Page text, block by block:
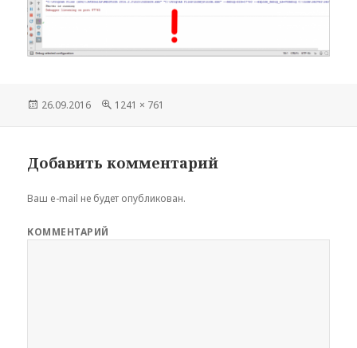
Опубликовано
26.09.2016
Полный
1241 × 761
Добавить комментарий
Ваш e-mail не будет опубликован.
КОММЕНТАРИЙ